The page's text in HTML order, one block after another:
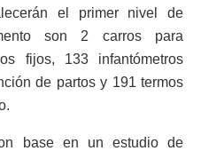
el primer nivel de
son 2 carros para
fijos, 133 infantómetros
de partos y 191 termos
base en un estudio de